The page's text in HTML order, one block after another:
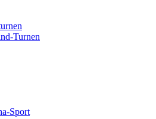
Turnen
Sport